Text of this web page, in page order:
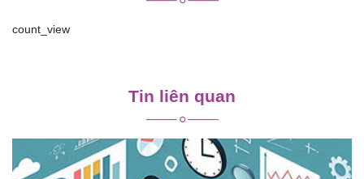
count_view
viết
Tin liên quan